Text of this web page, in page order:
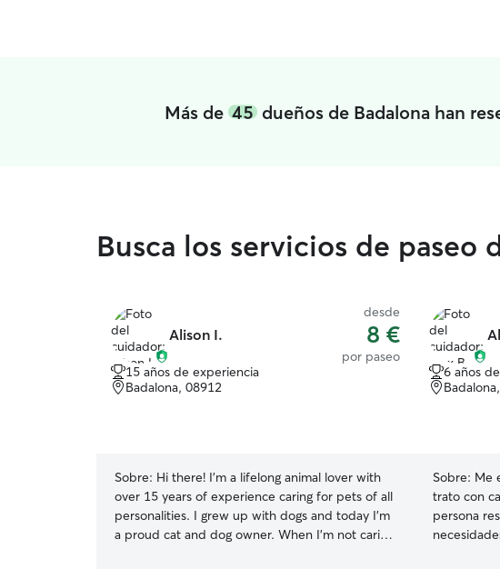
Más de 45dueños de Badalona han
Busca los servicios de paseo
Alison I.
desde
8 €
por paseo
15 años de experiencia
Badalona, 08912
Sobre: Hi there! I’m a lifelong animal lover with
over 15 years of experience caring for pets of all
personalities. I grew up with dogs and today I’m
a proud cat and dog owner. When I’m not caring
6 años
Sobre: Me
trato con
persona